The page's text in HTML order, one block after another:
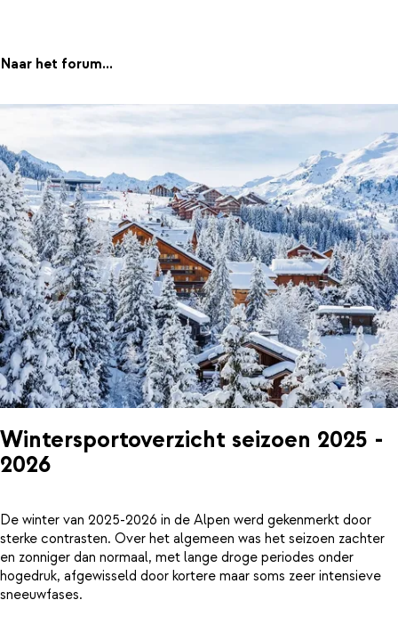
Naar het forum...
Wintersportoverzicht seizoen 2025 -
2026
De winter van 2025-2026 in de Alpen werd gekenmerkt door
sterke contrasten. Over het algemeen was het seizoen zachter
en zonniger dan normaal, met lange droge periodes onder
hogedruk, afgewisseld door kortere maar soms zeer intensieve
sneeuwfases.